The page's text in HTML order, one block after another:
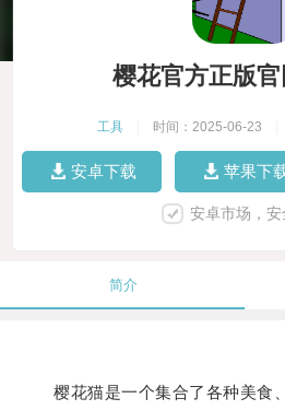
樱花官方正版
工具 时间：2025-06-23
安卓下载 苹果下
安卓市场，
简介
樱花猫是一个集合了各种美食